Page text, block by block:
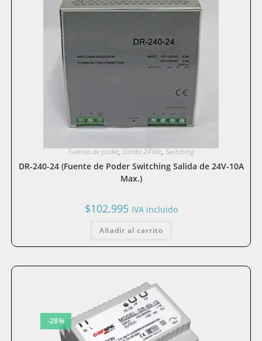
Fuentes de poder,Salida 24Vdc,Switching
DR-240-24 (Fuente de Poder Switching Salida de 24V-10A
Max.)
$102.995 IVA incluido
Añadir al carrito
-28%